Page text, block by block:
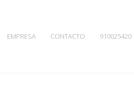
EMPRESA CONTACTO 910025420